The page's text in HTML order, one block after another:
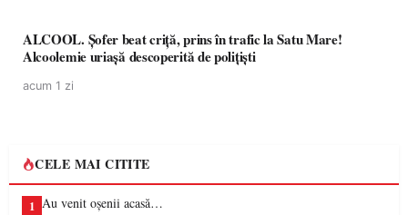
ALCOOL. Șofer beat criță, prins în trafic la Satu Mare!
Alcoolemie uriașă descoperită de polițiști
acum 1 zi
CELE MAI CITITE
1 Au venit oșenii acasă…